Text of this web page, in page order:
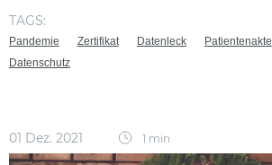
TAGS:
Pandemie Zertifikat Datenleck Patientenakte
Datenschutz
01 Dez. 2021 1 min